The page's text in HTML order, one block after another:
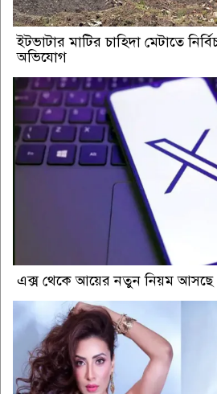
ইটভাটার মাটির চাহিদা মেটাতে
অভিযোগ
এক্স থেকে আয়ের নতুন নিয়ম আসছে